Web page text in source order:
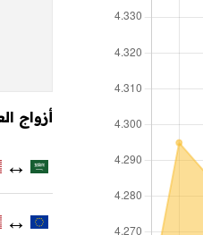
أزواج
↔
↔